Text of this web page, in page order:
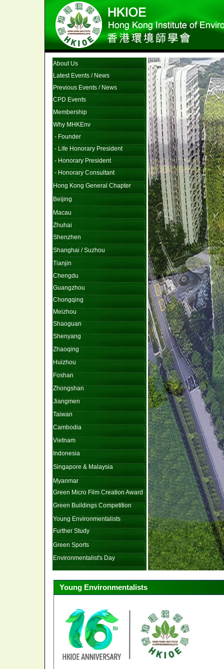
About Us
Latest Events / News
Previous Events / News
CPD Events
Membership
Why MHKEnv
- Founder
- Life Honorary President
- Honorary President
- Honorary Consultant
Hong Kong General Chapter
Beijing
Macau
Zhuhai
Shenzhen
Shanghai / Suzhou
Tianjin
Chengdu
Guangzhou
Chongqing
Meizhou
Shaoguan
Shenyang
Zhaoqing
Huizhou
Foshan
Zhongshan
Jiangmen
Taiwan
Cambodia
Vietnam
Indonesia
Singapore & Malaysia
Myanmar
Green Micro Film Creation Award
Green Buildings Competition
Young Environmentalists
Further Study
Green Sports
Environmentalist's Day
Young Environmentalists